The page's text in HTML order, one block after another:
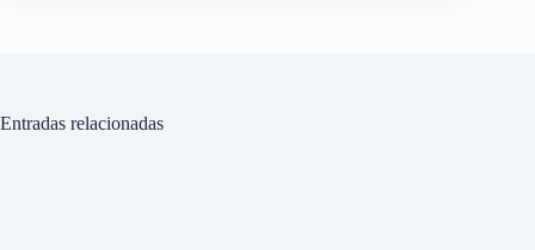
Entradas relacionadas